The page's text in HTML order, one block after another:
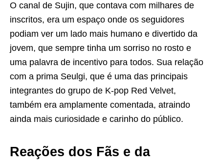
O canal de Sujin, que contava com milhares de
inscritos, era um espaço onde os seguidores
podiam ver um lado mais humano e divertido da
jovem, que sempre tinha um sorriso no rosto e
uma palavra de incentivo para todos. Sua relação
com a prima Seulgi, que é uma das principais
integrantes do grupo de K-pop Red Velvet,
também era amplamente comentada, atraindo
ainda mais curiosidade e carinho do público.
Reações dos Fãs e da